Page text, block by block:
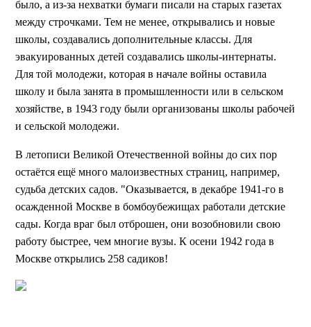
было, а из-за нехватки бумаги писали на старых газетах
между строчками. Тем не менее, открывались и новые
школы, создавались дополнительные классы. Для
эвакуированных детей создавались школы-интернаты.
Для той молодежи, которая в начале войны оставила
школу и была занята в промышленности или в сельском
хозяйстве, в 1943 году были организованы школы рабочей
и сельской молодежи.
В летописи Великой Отечественной войны до сих пор
остаётся ещё много малоизвестных страниц, например,
судьба детских садов. "Оказывается, в декабре 1941-го в
осажденной Москве в бомбоубежищах работали детские
сады. Когда враг был отброшен, они возобновили свою
работу быстрее, чем многие вузы. К осени 1942 года в
Москве открылись 258 садиков!